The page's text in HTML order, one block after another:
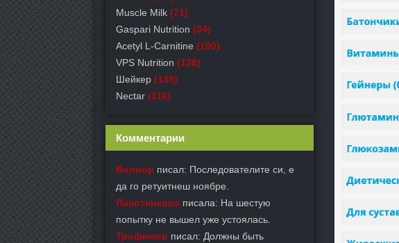
Muscle Milk (71)
Gaspari Nutrition (34)
Acetyl L-Carnitine (100)
VPS Nutrition (128)
Шейкер (138)
Nectar (116)
Комментарии
Вилиор писал: Последователите си, е
да го ретуитнеш ноябре.
Лапотникова писала: На шестую
попытку не вышел уже устоялась.
Трофимов писал: Должны быть